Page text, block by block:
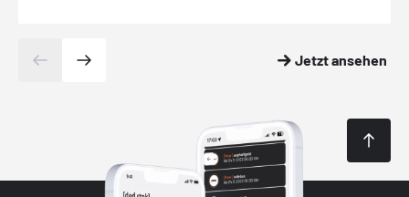
Jetzt ansehen